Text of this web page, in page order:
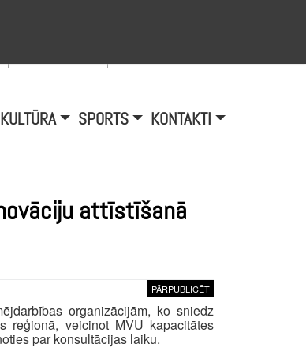
KULTŪRA SPORTS KONTAKTI
attīstīšanā
PĀRPUBLICĒT
organizācijām, ko sniedz
reģionā, veicinot MVU kapacitātes
par konsultācijas laiku.